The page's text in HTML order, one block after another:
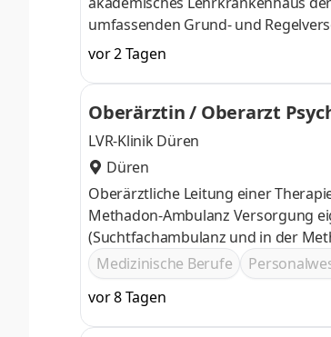
umfassenden Grund- und
Chirurgische, Innere und
Augenheilkunde. Zwei
Geburtshilfe des Klinikums
Bestandteil der Notfallversorgung
vor 2 Tagen
Oberärztin / Oberarzt
LVR-Klinik Düren
Düren
Oberärztliche Leitung einer
Methadon-Ambulanz Versorgung
(Suchtfachambulanz und in der
intensiv Ambulant aufsuchenden
Bereich Aktive Mitarbeit an der
ambulanten als auch im stationär-
Medizinische Berufe
vor 8 Tagen